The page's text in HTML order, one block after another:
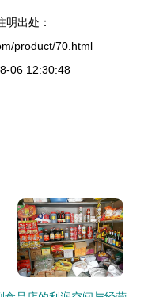
明出处：
product/70.html
06 12:30:48